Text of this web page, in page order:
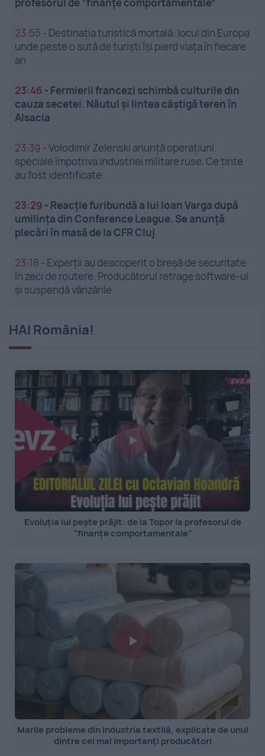
23:55 - Destinația turistică mortală: locul din Europa
unde peste o sută de turiști își pierd viața în fiecare
an
23:46 - Fermierii francezi schimbă culturile din
cauza secetei. Năutul și lintea câștigă teren în
Alsacia
23:39 -Volodimir Zelenski anunță operațiuni
speciale împotriva industriei militare ruse. Ce ținte
au fost identificate
23:29 - Reacție furibundă a lui Ioan Varga după
umilința din Conference League. Se anunță
plecări în masă de la CFR Cluj
23:18 - Experții au descoperit o breșă de securitate
în zeci de routere. Producătorul retrage software-ul
și suspendă vânzările
HAI România!
Evoluția lui pește prăjit: de la Topor la profesorul de
”finanțe comportamentale”
Marile probleme din industria textilă, explicate de unul
dintre cei mai importanți producători